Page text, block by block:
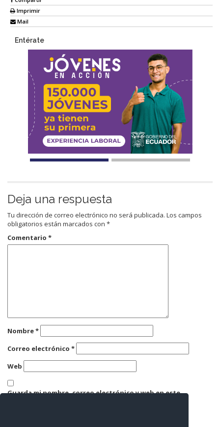
Imprimir
Mail
Entérate
Deja una respuesta
Tu dirección de correo electrónico no será publicada. Los campos
obligatorios están marcados con *
Comentario *
Nombre*
Correo electrónico *
Web
Guarda mi nombre, correo electrónico y web en este